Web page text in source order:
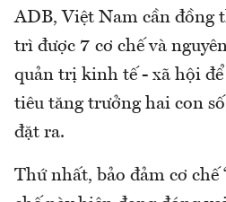
ADB, Việt Nam cần đồng
trì được 7 cơ chế và
quản trị kinh tế - xã hội
tiêu tăng trưởng hai con
đặt ra.
Thứ nhất, bảo đảm cơ chế